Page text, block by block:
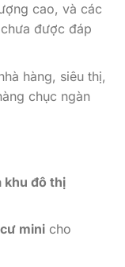
cao, và các
được đáp
hàng, siêu thị,
chục ngàn
khu đô thị
minicho